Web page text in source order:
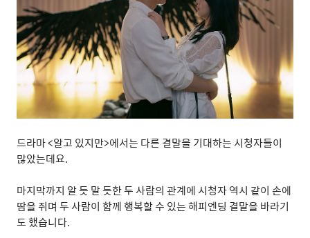
드라마<알고 있지만>에서는 다른 결말을 기대하는 시청자들이
많았는데요.
마지막까지 알 듯 말 듯한 두 사람의 관계에 시청자 역시 같이 손에
땀을 쥐며 두 사람이 함께 행복할 수 있는 해피엔딩 결말을 바라기
도 했습니다.